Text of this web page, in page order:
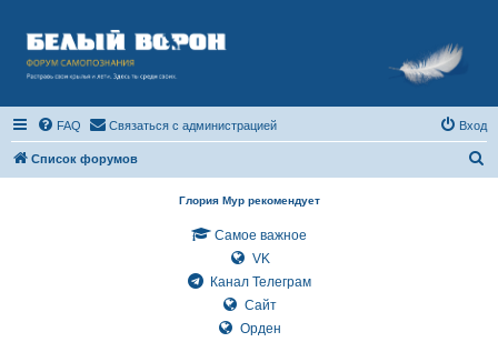
FAQ Связаться с администрацией Вход
Список форумов
Глория Мур рекомендует
Самое важное
VK
Канал Телеграм
Сайт
Орден